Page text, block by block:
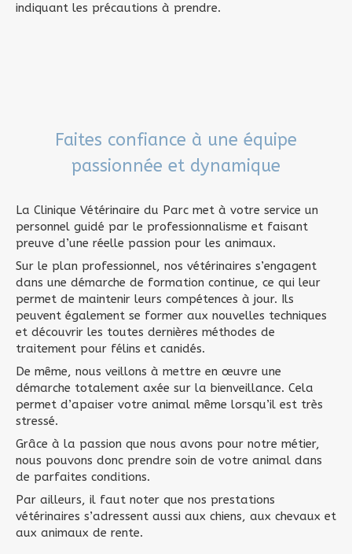
indiquant les précautions à prendre.
Faites confiance à une équipe
passionnée et dynamique
La Clinique Vétérinaire du Parc met à votre service un
personnel guidé par le professionnalisme et faisant
preuve d’une réelle passion pour les animaux.
Sur le plan professionnel, nos vétérinaires s’engagent
dans une démarche de formation continue, ce qui leur
permet de maintenir leurs compétences à jour. Ils
peuvent également se former aux nouvelles techniques
et découvrir les toutes dernières méthodes de
traitement pour félins et canidés.
De même, nous veillons à mettre en œuvre une
démarche totalement axée sur la bienveillance. Cela
permet d’apaiser votre animal même lorsqu’il est très
stressé.
Grâce à la passion que nous avons pour notre métier,
nous pouvons donc prendre soin de votre animal dans
de parfaites conditions.
Par ailleurs, il faut noter que nos prestations
vétérinaires s’adressent aussi aux chiens, aux chevaux et
aux animaux de rente.